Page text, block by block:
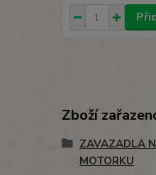
Zboží
ZAVAZADLA
MOTORKU